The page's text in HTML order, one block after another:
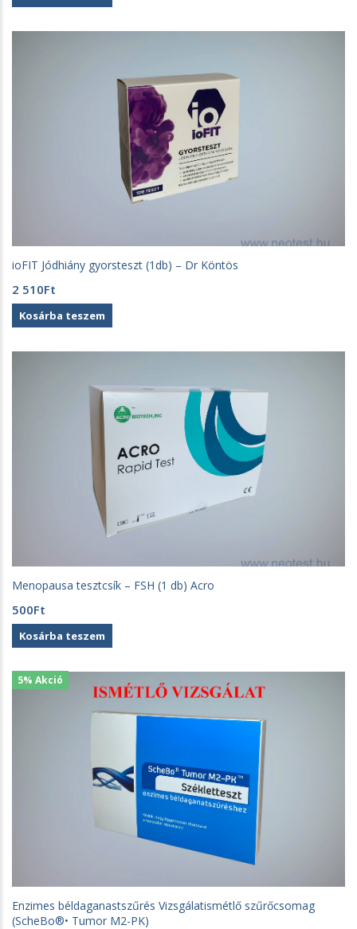
ioFIT Jódhiány gyorsteszt (1db) – Dr Köntös
2 510Ft
Kosárba teszem
Menopausa tesztcsík – FSH (1 db) Acro
500Ft
Kosárba teszem
5% Akció
Enzimes béldaganastszűrés Vizsgálatismétlő szűrőcsomag
(ScheBo®• Tumor M2-PK)